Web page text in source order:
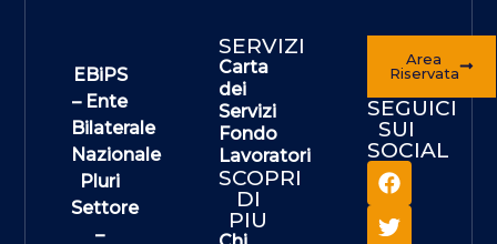
EBiPS
– Ente
Bilaterale
Nazionale
Pluri
Settore
–
SERVIZI
Carta
dei
Servizi
Fondo
Lavoratori
SCOPRI
DI
PIU
Area
Riservata
SEGUICI
SUI
SOCIAL